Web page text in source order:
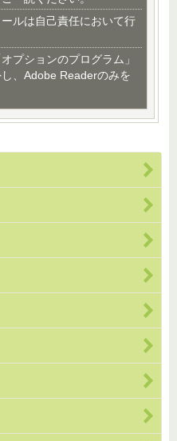
ルは自己責任において行
プションのプログラム」
、Adobe Readerのみを